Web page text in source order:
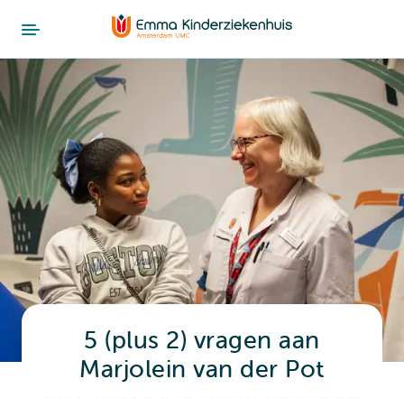
5 (plus 2) vragen aan
Marjolein van der Pot